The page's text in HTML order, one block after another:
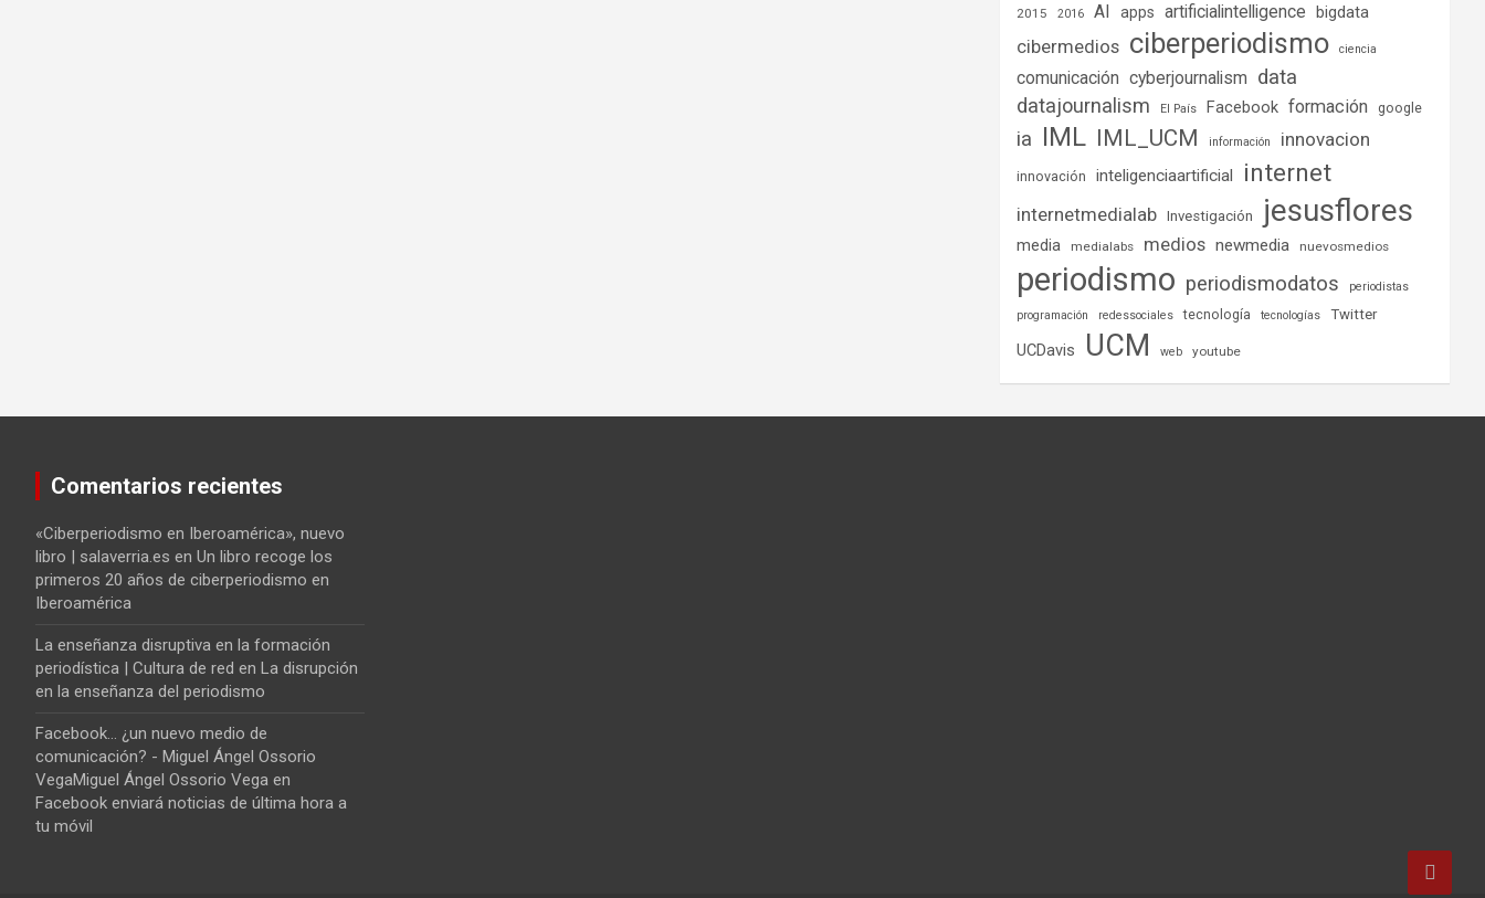
2015 2016 AI apps artificialintelligence bigdata
cibermedios ciberperiodismo ciencia
comunicación cyberjournalism data
datajournalism El País Facebook formación google
ia IML IML_UCM información innovacion
innovación inteligenciaartificial internet
internetmedialab Investigación jesusflores
media medialabs medios newmedia nuevosmedios
periodismo periodismodatos
periodistas
programación
redessociales tecnología tecnologías Twitter
UCDavis UCM web youtube
Comentarios recientes
«Ciberperiodismo en Iberoamérica», nuevo
libro | salaverria.es en Un libro recoge los
primeros 20 años de ciberperiodismo en
Iberoamérica
La enseñanza disruptiva en la formación
periodística | Cultura de red en La disrupción
en la enseñanza del periodismo
Facebook... ¿un nuevo medio de
comunicación? - Miguel Ángel Ossorio
VegaMiguel Ángel Ossorio Vega en
Facebook enviará noticias de última hora a
tu móvil